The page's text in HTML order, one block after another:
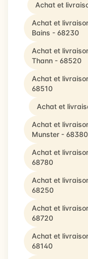
Achat et
Achat et
Bains - 68230
Achat et
Thann - 68520
Achat et
68510
Achat et
Achat et
Munster - 68380
Achat et
68780
Achat et
68250
Achat et
68720
Achat et
68140